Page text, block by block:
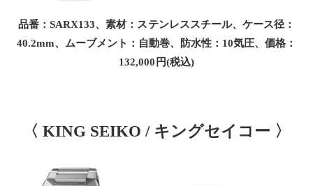
品番：SARX133、素材：ステンレススチール、ケース径：
40.2mm、ムーブメント：自動巻、防水性：10気圧、価格：
132,000円(税込)
〈 KING SEIKO / キングセイコー 〉